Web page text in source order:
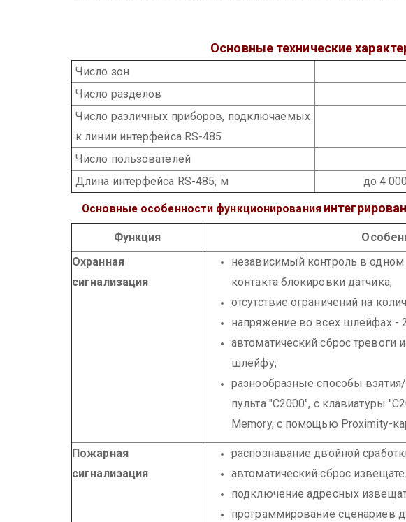
Основные технические
Число зон
Число разделов
Число различных приборов, подключаемых
к линии интерфейса RS-485
Число пользователей
Длина интерфейса RS-485, м
до 4
Основные особенности функционирования
Функция
Охранная
сигнализация
независимый контроль в
контакта блокировки датчика;
отсутствие ограничений на
напряжение во всех шлейфах -
автоматический сброс тревоги
шлейфу;
разнообразные способы
пульта "С2000", с клавиатуры
Memory, с помощью Proximity-
Пожарная
сигнализация
распознавание двойной
автоматический сброс
подключение адресных
программирование сценариев